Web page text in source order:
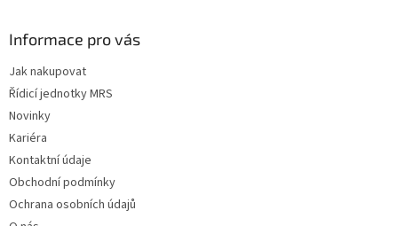
Informace pro vás
Jak nakupovat
Řídicí jednotky MRS
Novinky
Kariéra
Kontaktní údaje
Obchodní podmínky
Ochrana osobních údajů